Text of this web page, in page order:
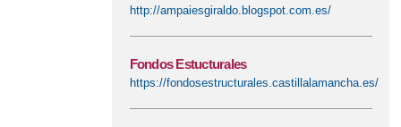
http://ampaiesgiraldo.blogspot.com.es/
Fondos Estucturales
https://fondosestructurales.castillalamancha.es/